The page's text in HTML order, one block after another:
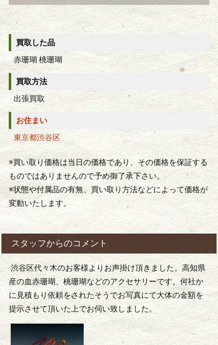
買取した品
赤珊瑚 桃珊瑚
買取方法
出張買取
お住まい
東京都渋谷区
※買い取り価格は当日の価格であり、その価格を保証する
ものではありませんので予め御了承下さい。
※状態や付属品の有無、買い取り方法などによって価格が
変動いたします。
スタッフからのコメント
渋谷区代々木のお客様よりお声掛け頂きました。高知県
産の血赤珊瑚、桃珊瑚などのアクセサリーです。何社か
に見積もり依頼をされたそうでお写真にて大体の金額を
提示させて頂いた上でお伺い致しました。